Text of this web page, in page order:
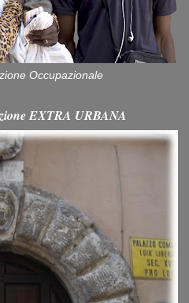
Occupazionale
EXTRA URBANA